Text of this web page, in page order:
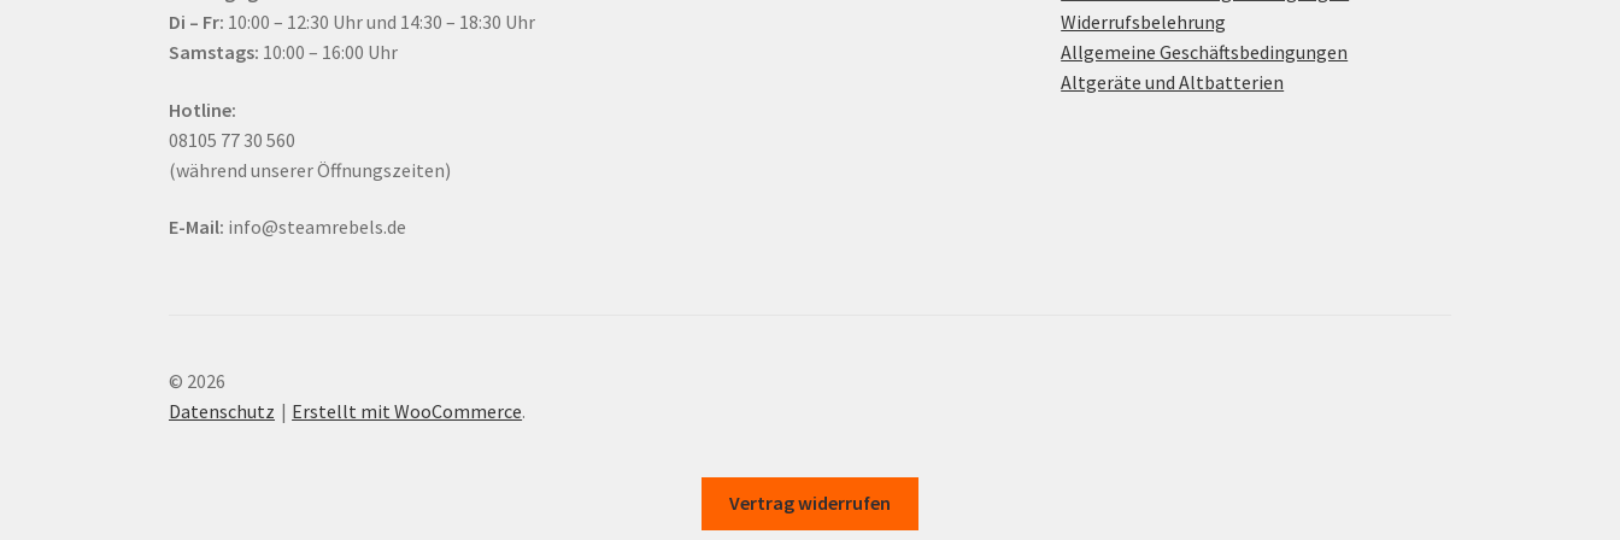
Di – Fr: 10:00 – 12:30 Uhr und 14:30 – 18:30 Uhr
Samstags: 10:00 – 16:00 Uhr
Hotline:
08105 77 30 560
(während unserer Öffnungszeiten)
E-Mail: info@steamrebels.de
Widerrufsbelehrung
Allgemeine Geschäftsbedingungen
Altgeräte und Altbatterien
© 2026
Datenschutz
Erstellt mit WooCommerce.
Vertrag widerrufen